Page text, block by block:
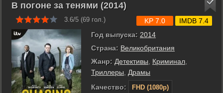
В погоне за тенями (2014)
3.6/5 (69 гол.)
Год выпуска: 2014
Страна: Великобритания
Жанр: Детективы Криминал
Триллеры
Драмы
Качество:
FHD (1080p)
KP 7.0 IMDB 7.4